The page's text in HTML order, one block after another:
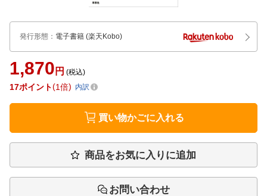
発行形態 ： 電子書籍 (楽天Kobo)
1,870 円 (税込)
17ポイント 1倍 内訳
買い物かごに入れる
商品をお気に入りに追加
お問い合わせ